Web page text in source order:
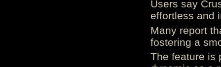
Users say
effortless and
Many report
fostering a
The feature is